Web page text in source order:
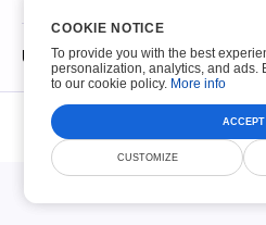
Apie
Kontaktas
Failų išlaikymo politika
Priimtinų naudojimo politika
Užpildomi PDF
Užpildomi PDF
Top 100 formų
IRS mokesčių formos
© Smallize Pty Ltd 2026.
COOKIE NOTICE
To provide you with the best
personalization, analytics, and ads.
to our cookie policy. More info
ACCEPT
CUSTOMIZE
COOKIE NOTICE
To provide you with the best
personalization, analytics, and ads.
to our cookie policy. More info
ACCEPT
CUSTOMIZE